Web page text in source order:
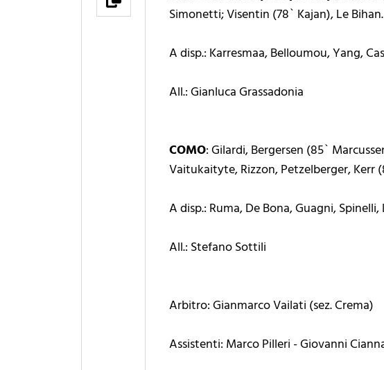
Simonetti; Visentin (78` Kajan), Le Bihan.
A disp.: Karresmaa, Belloumou, Yang,
All.: Gianluca Grassadonia
COMO: Gilardi, Bergersen (85`
Vaitukaityte, Rizzon, Petzelberger, Kerr
A disp.: Ruma, De Bona, Guagni,
All.: Stefano Sottili
Arbitro: Gianmarco Vailati (sez. Crema)
Assistenti: Marco Pilleri - Giovanni